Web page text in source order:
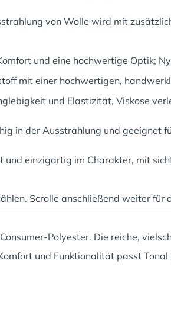
von Wolle wird mit
und eine hochwertige Optik;
mit einer hochwertigen,
und Elastizität, Viskose
in der Ausstrahlung und geeignet
und einzigartig im Charakter, mit
Scrolle anschließend weiter
Polyester. Die reiche,
und Funktionalität passt